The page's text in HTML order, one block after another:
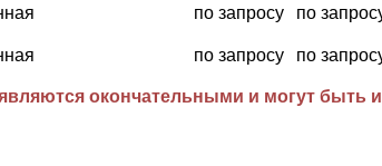
по запросу по
по запросу по
окончательными и могут быть